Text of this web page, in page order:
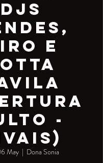
DJs
e
-
May
  |
Dona Sonia